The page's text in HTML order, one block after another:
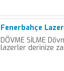
Fenerbahçe
DÖVME SİLME
lazerler derinize